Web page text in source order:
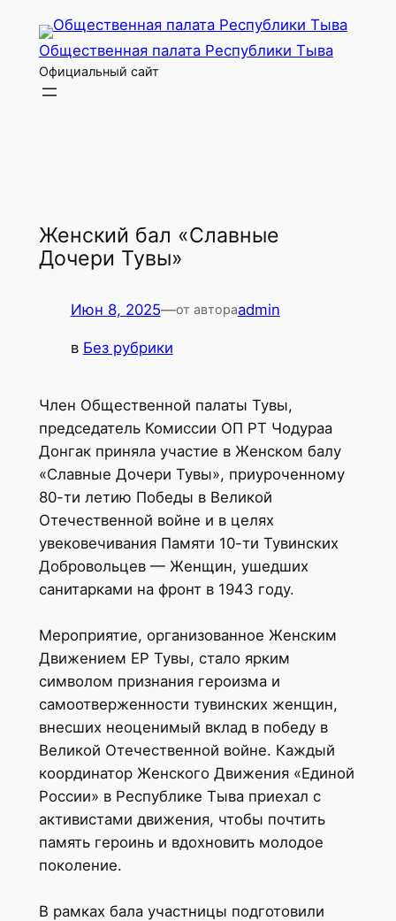
Перейти
содержимому
Общественная палата Республики Тыва
Официальный сайт
Женский бал «Славные
Дочери Тувы»
Июн 8, 2025—от автораadmin
в Без рубрики
Член Общественной палаты Тувы,
председатель Комиссии ОП РТ Чодураа
Донгак приняла участие в Женском балу
«Славные Дочери Тувы», приуроченному
80-ти летию Победы в Великой
Отечественной войне и в целях
увековечивания Памяти 10-ти Тувинских
Добровольцев — Женщин, ушедших
санитарками на фронт в 1943 году.
Мероприятие, организованное Женским
Движением ЕР Тувы, стало ярким
символом признания героизма и
самоотверженности тувинских женщин,
внесших неоценимый вклад в победу в
Великой Отечественной войне. Каждый
координатор Женского Движения «Единой
России» в Республике Тыва приехал с
активистами движения, чтобы почтить
память героинь и вдохновить молодое
поколение.
В рамках бала участницы подготовили